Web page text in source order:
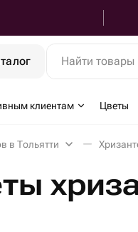
Найти
клиентам Цветы
в Тольятти